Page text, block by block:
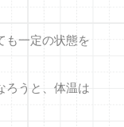
も一定の状態を
うと、体温は